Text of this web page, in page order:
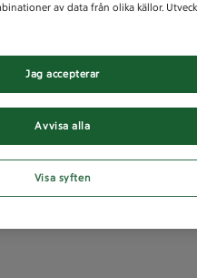
av data från olika källor.
Avvisa alla
Jag accepterar
Visa syften